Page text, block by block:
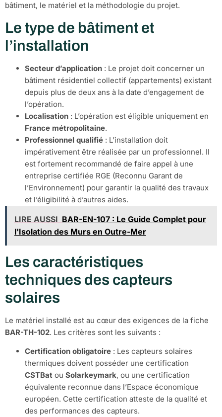
bâtiment, le matériel et la méthodologie du projet.
Le type de bâtiment et
l’installation
Secteur d’application : Le projet doit concerner un
bâtiment résidentiel collectif (appartements) existant
depuis plus de deux ans à la date d’engagement de
l’opération.
Localisation : L’opération est éligible uniquement en
France métropolitaine.
Professionnel qualifié : L’installation doit
impérativement être réalisée par un professionnel. Il
est fortement recommandé de faire appel à une
entreprise certifiée RGE (Reconnu Garant de
l’Environnement) pour garantir la qualité des travaux
et l’éligibilité à d’autres aides.
LIRE AUSSI BAR-EN-107 : Le Guide Complet pour
l'Isolation des Murs en Outre-Mer
Les caractéristiques
techniques des capteurs
solaires
Le matériel installé est au cœur des exigences de la fiche
BAR-TH-102. Les critères sont les suivants :
Certification obligatoire : Les capteurs solaires
thermiques doivent posséder une certification
CSTBat ou Solarkeymark, ou une certification
équivalente reconnue dans l’Espace économique
européen. Cette certification atteste de la qualité et
des performances des capteurs.